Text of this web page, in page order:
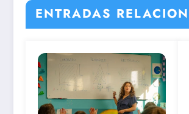
ENTRADAS